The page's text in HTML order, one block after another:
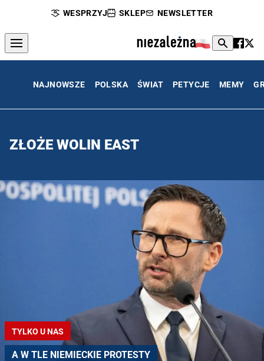
WESPRZYJ SKLEP NEWSLETTER
NAJNOWSZE POLSKA ŚWIAT PETYCJE MEMY
ZŁOŻE WOLIN EAST
TYLKO U NAS
A W TLE NIEMIECKIE PROTESTY